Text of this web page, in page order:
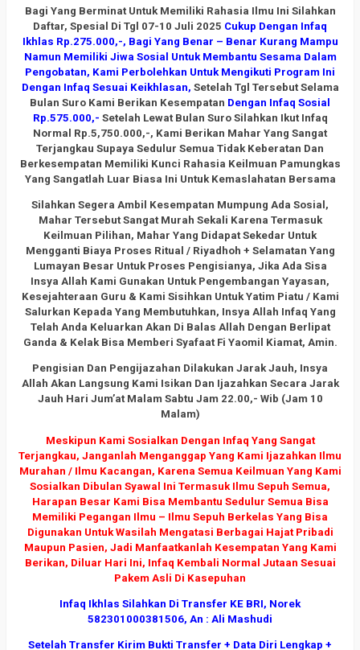
Bagi Yang Berminat Untuk Memiliki Rahasia Ilmu Ini Silahkan
Daftar, Spesial Di Tgl 07-10 Juli 2025 Cukup Dengan Infaq
Ikhlas Rp.275.000,-, Bagi Yang Benar – Benar Kurang Mampu
Namun Memiliki Jiwa Sosial Untuk Membantu Sesama Dalam
Pengobatan, Kami Perbolehkan Untuk Mengikuti Program Ini
Dengan Infaq Sesuai Keikhlasan, Setelah Tgl Tersebut Selama
Bulan Suro Kami Berikan Kesempatan Dengan Infaq Sosial
Rp.575.000,- Setelah Lewat Bulan Suro Silahkan Ikut Infaq
Normal Rp.5,750.000,-, Kami Berikan Mahar Yang Sangat
Terjangkau Supaya Sedulur Semua Tidak Keberatan Dan
Berkesempatan Memiliki Kunci Rahasia Keilmuan Pamungkas
Yang Sangatlah Luar Biasa Ini Untuk Kemaslahatan Bersama
Silahkan Segera Ambil Kesempatan Mumpung Ada Sosial,
Mahar Tersebut Sangat Murah Sekali Karena Termasuk
Keilmuan Pilihan, Mahar Yang Didapat Sekedar Untuk
Mengganti Biaya Proses Ritual / Riyadhoh + Selamatan Yang
Lumayan Besar Untuk Proses Pengisianya, Jika Ada Sisa
Insya Allah Kami Gunakan Untuk Pengembangan Yayasan,
Kesejahteraan Guru & Kami Sisihkan Untuk Yatim Piatu / Kami
Salurkan Kepada Yang Membutuhkan, Insya Allah Infaq Yang
Telah Anda Keluarkan Akan Di Balas Allah Dengan Berlipat
Ganda & Kelak Bisa Memberi Syafaat Fi Yaomil Kiamat, Amin.
Pengisian Dan Pengijazahan Dilakukan Jarak Jauh, Insya
Allah Akan Langsung Kami Isikan Dan Ijazahkan Secara Jarak
Jauh Hari Jum’at Malam Sabtu Jam 22.00,- Wib (Jam 10
Malam)
Meskipun Kami Sosialkan Dengan Infaq Yang Sangat
Terjangkau, Janganlah Menganggap Yang Kami Ijazahkan Ilmu
Murahan / Ilmu Kacangan, Karena Semua Keilmuan Yang Kami
Sosialkan Dibulan Syawal Ini Termasuk Ilmu Sepuh Semua,
Harapan Besar Kami Bisa Membantu Sedulur Semua Bisa
Memiliki Pegangan Ilmu – Ilmu Sepuh Berkelas Yang Bisa
Digunakan Untuk Wasilah Mengatasi Berbagai Hajat Pribadi
Maupun Pasien, Jadi Manfaatkanlah Kesempatan Yang Kami
Berikan, Diluar Hari Ini, Infaq Kembali Normal Jutaan Sesuai
Pakem Asli Di Kasepuhan
Infaq Ikhlas Silahkan Di Transfer KE BRI, Norek
582301000381506, An : Ali Mashudi
Setelah Transfer Kirim Bukti Transfer + Data Diri Lengkap +